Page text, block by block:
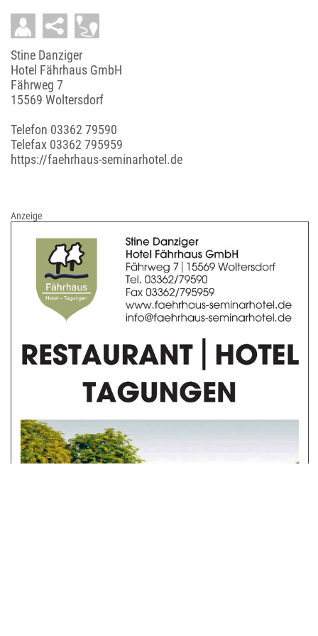
Stine Danziger
Hotel Fährhaus GmbH
Fährweg 7
15569 Woltersdorf
Telefon 03362 79590
Telefax 03362 795959
https://faehrhaus-seminarhotel.de
Anzeige